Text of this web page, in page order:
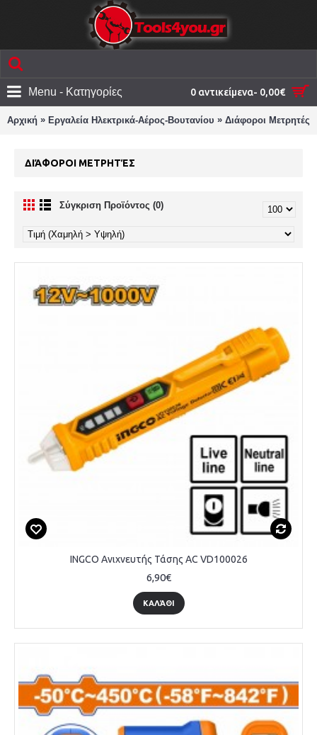
0 αντικείμενα- 0,00€
Menu - Κατηγορίες
Αρχική » Εργαλεία Ηλεκτρικά-Αέρος-Βουτανίου » Διάφοροι Μετρητές
ΔΙΆΦΟΡΟΙ ΜΕΤΡΗΤΈΣ
Σύγκριση Προϊόντος (0)
INGCO Ανιχνευτής Τάσης AC VD100026
6,90€
ΚΑΛΆΘΙ